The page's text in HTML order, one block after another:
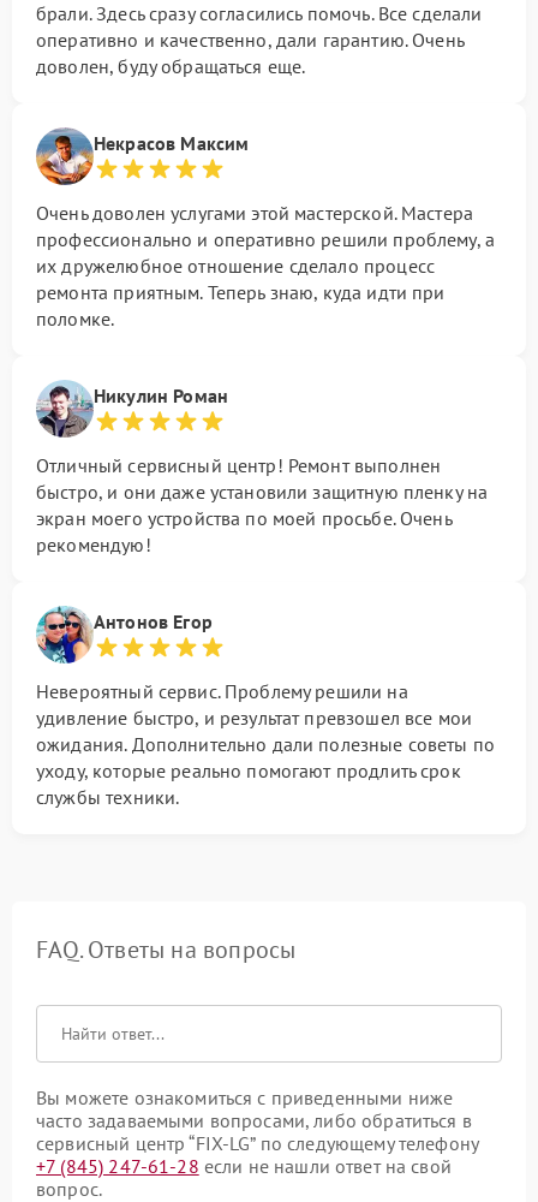
брали. Здесь сразу согласились помочь. Все сделали
оперативно и качественно, дали гарантию. Очень
доволен, буду обращаться еще.
Некрасов Максим
Очень доволен услугами этой мастерской. Мастера
профессионально и оперативно решили проблему, а
их дружелюбное отношение сделало процесс
ремонта приятным. Теперь знаю, куда идти при
поломке.
Никулин Роман
Отличный сервисный центр! Ремонт выполнен
быстро, и они даже установили защитную пленку на
экран моего устройства по моей просьбе. Очень
рекомендую!
Антонов Егор
Невероятный сервис. Проблему решили на
удивление быстро, и результат превзошел все мои
ожидания. Дополнительно дали полезные советы по
уходу, которые реально помогают продлить срок
службы техники.
FAQ. Ответы на вопросы
Вы можете ознакомиться с приведенными ниже
часто задаваемыми вопросами, либо обратиться в
сервисный центр “FIX-LG” по следующему телефону
+7 (845) 247-61-28 если не нашли ответ на свой
вопрос.